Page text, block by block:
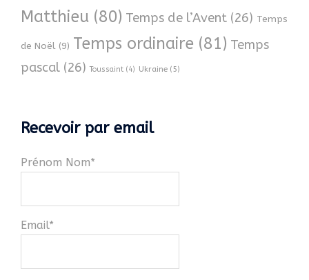
Matthieu (80) Temps de l’Avent (26) Temps
de Noël (9) Temps ordinaire (81) Temps
pascal (26) Toussaint (4) Ukraine (5)
Recevoir par email
Prénom Nom*
Email*